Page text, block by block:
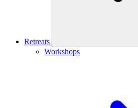
Retreats
Workshops